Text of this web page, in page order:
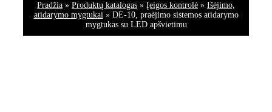
Pradžia » Produktų katalogas » Įeigos kontrolė » Išėjimo,
atidarymo mygtukai» DE-10, praėjimo sistemos atidarymo
mygtukas su LED apšvietimu